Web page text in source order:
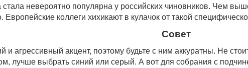
невероятно популярна у рос­сийских чиновников. Чем
коллеги хихикают в кулачок от такой
Совет
и агрессивный акцент, поэтому будьте с ним аккуратны. Не
лучше выбрать синий или серый. А вот для собрания с